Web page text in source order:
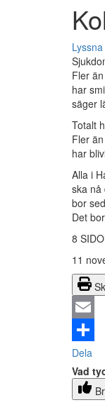
Lyssna
Fler
har
säger
Totalt
Fler
har
Alla i
ska nå
bor
Det
8
11
Email
Dela
Vad